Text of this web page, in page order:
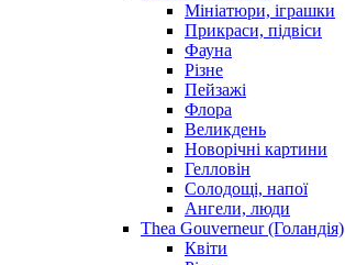
Мініатюри, іграшки
Прикраси, підвіси
Фауна
Різне
Пейзажі
Флора
Великдень
Новорічні картини
Гелловін
Солодощі, напої
Ангели, люди
Thea Gouverneur (Голандія)
Квіти